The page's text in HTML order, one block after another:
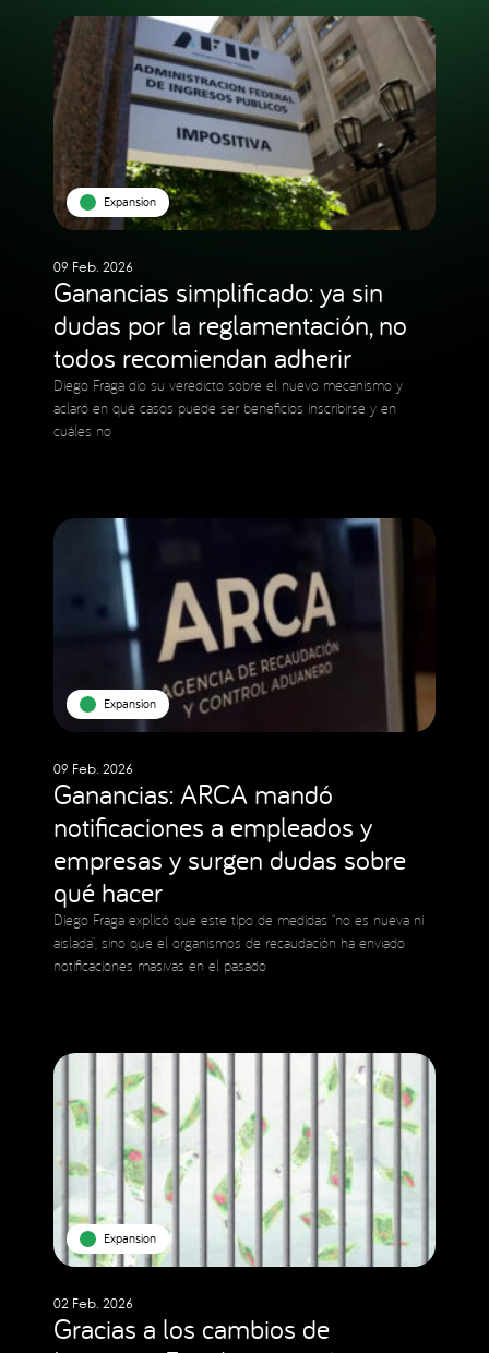
Expansion
09 Feb. 2026
Ganancias simplificado: ya sin
dudas por la reglamentación, no
todos recomiendan adherir
Diego Fraga dio su veredicto sobre el nuevo mecanismo y
aclaró en qué casos puede ser beneficios inscribirse y en
cuáles no
Expansion
09 Feb. 2026
Ganancias: ARCA mandó
notificaciones a empleados y
empresas y surgen dudas sobre
qué hacer
Diego Fraga explicó que este tipo de medidas “no es nueva ni
aislada”, sino que el organismos de recaudación ha enviado
notificaciones masivas en el pasado
Expansion
02 Feb. 2026
Gracias a los cambios de